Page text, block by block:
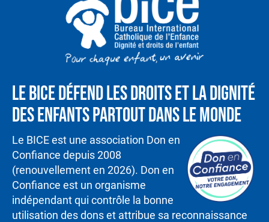
Le BICE défend les droits et la dignité
des enfants partout dans le monde
Le BICE est une association Don en
Confiance depuis 2008
(renouvellement en 2026). Don en
Confiance est un organisme
indépendant qui contrôle la bonne
utilisation des dons et attribue sa reconnaissance